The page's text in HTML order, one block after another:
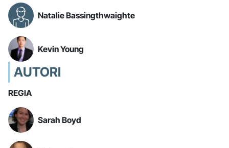
Natalie Bassingthwaighte
Kevin Young
AUTORI
REGIA
Sarah Boyd